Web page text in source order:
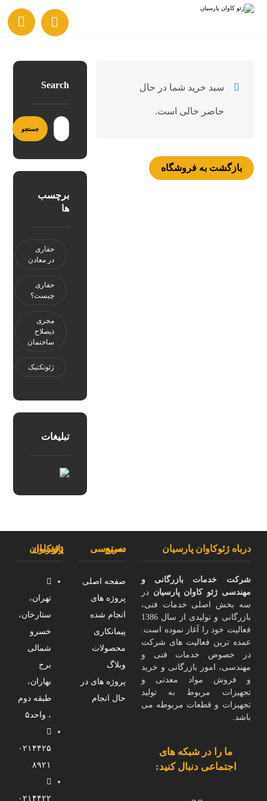
سبد خرید شما در حال
حاضر خالی است.
بازگشت به فروشگاه
Search
برچسب
ها
حفاری
در معادن
حفاری
چیست؟
مجری
ذیصلاح
ساختمان
ژئوتکنيک
تبلیغات
درباه ژئوکاوان پارسیان
شرکت خدمات بازرگانی و
مهندسی ژئو کاوان پارسیان در
سه بخش اصلی خدمات فنی،
بازرگانی و تولیدی از سال 1386
فعالیت خود را آغاز نموده است.
عمده ترین فعالیت های شرکت
در خصوص خدمات فنی و
مهندسی، امور بازرگانی و خرید
و فروش مواد معدنی و
تجهیزات مربوط به تولید
تجهیزات و قطعات مربوطه می
باشد.
ما را در شبکه های
اجتماعی دنبال کنید:
دسترسی سریع
صفحه اصلی
پروژه های
انجام شده
پیمانکاری
محصولات
وبلاگ
پروژه های در
حال انجام
دفتر ژئوکاوان پارسیان
تهران،
ستارخان،
خسرو
شمالی
برج
بهاران،
طبقه دوم
، واحد۵
۰۲۱۴۴۲۵
۸۹۲۱
۰۲۱۴۴۲۲